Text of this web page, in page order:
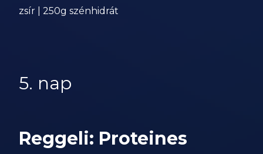
zsír | 250g szénhidrát
5. nap
Reggeli: Proteines